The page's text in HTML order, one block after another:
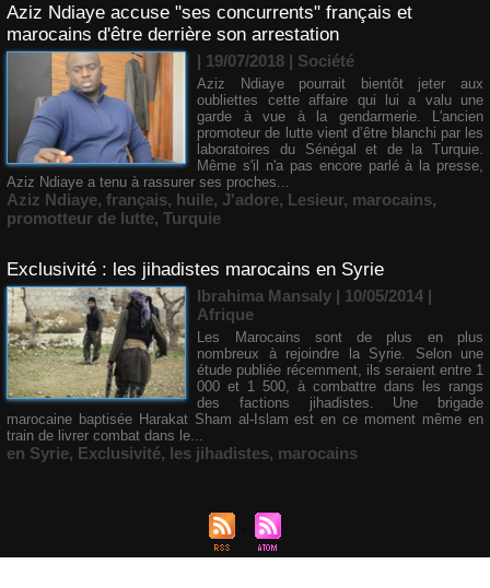
Aziz Ndiaye accuse "ses concurrents" français et
marocains d'être derrière son arrestation
| 19/07/2018 | Société
Aziz Ndiaye pourrait bientôt jeter aux
oubliettes cette affaire qui lui a valu une
garde à vue à la gendarmerie. L'ancien
promoteur de lutte vient d’être blanchi par les
laboratoires du Sénégal et de la Turquie.
Même s'il n'a pas encore parlé à la presse,
Aziz Ndiaye a tenu à rassurer ses proches...
Aziz Ndiaye, français, huile, J'adore, Lesieur, marocains,
promotteur de lutte, Turquie
Exclusivité : les jihadistes marocains en Syrie
Ibrahima Mansaly | 10/05/2014 |
Afrique
Les Marocains sont de plus en plus
nombreux à rejoindre la Syrie. Selon une
étude publiée récemment, ils seraient entre 1
000 et 1 500, à combattre dans les rangs
des factions jihadistes. Une brigade
marocaine baptisée Harakat Sham al-Islam est en ce moment même en
train de livrer combat dans le...
en Syrie, Exclusivité, les jihadistes, marocains